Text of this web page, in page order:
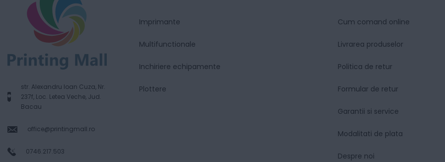
str. Alexandru Ioan Cuza, Nr.
237f, Loc. Letea Veche, Jud.
Bacau
office@printingmall.ro
0746.217.503
Imprimante
Multifunctionale
Inchiriere echipamente
Plottere
Cum comand online
Livrarea produselor
Politica de retur
Formular de retur
Garantii si service
Modalitati de plata
Despre noi